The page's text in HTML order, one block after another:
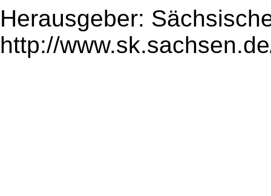
Herausgeber:
http://